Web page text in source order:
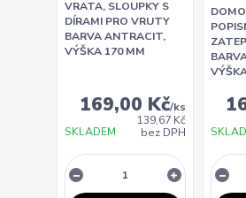
VRATA, SLOUPKY S
DÍRAMI PRO VRUTY
BARVA ANTRACIT,
VÝŠKA 170 MM
169,00 Kč/ks
139,67 Kč
bez DPH
SKLADEM